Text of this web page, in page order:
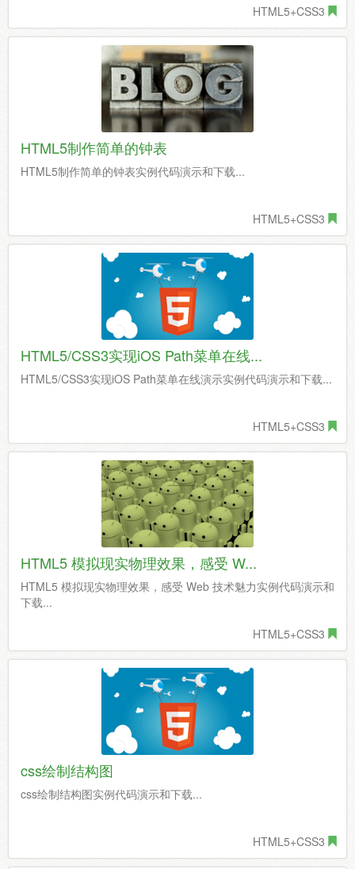
HTML5+CSS3
HTML5制作简单的钟表
HTML5制作简单的钟表实例代码演示和下载...
HTML5+CSS3
HTML5/CSS3实现iOS Path菜单在线...
HTML5/CSS3实现iOS Path菜单在线演示实例代码演示和下载...
HTML5+CSS3
HTML5 模拟现实物理效果，感受 W...
HTML5 模拟现实物理效果，感受 Web 技术魅力实例代码演示和
下载...
HTML5+CSS3
css绘制结构图
css绘制结构图实例代码演示和下载...
HTML5+CSS3